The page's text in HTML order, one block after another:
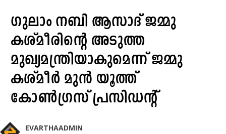
ഗുലാം നബി ആസാദ് ജമ്മു
കശ്മീരിന്റെ അടുത്ത
മുഖ്യമന്ത്രിയാകുമെന്ന് ജമ്മു
കശ്മീർ മുൻ യൂത്ത്
കോൺഗ്രസ് പ്രസിഡന്റ്
EVARTHAADMIN